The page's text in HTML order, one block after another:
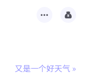
又是一个好天气 »